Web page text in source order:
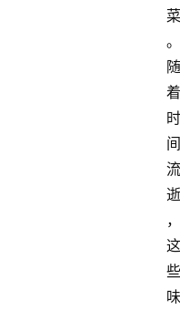
菜
。
随
着
时
间
流
逝
，
这
些
味